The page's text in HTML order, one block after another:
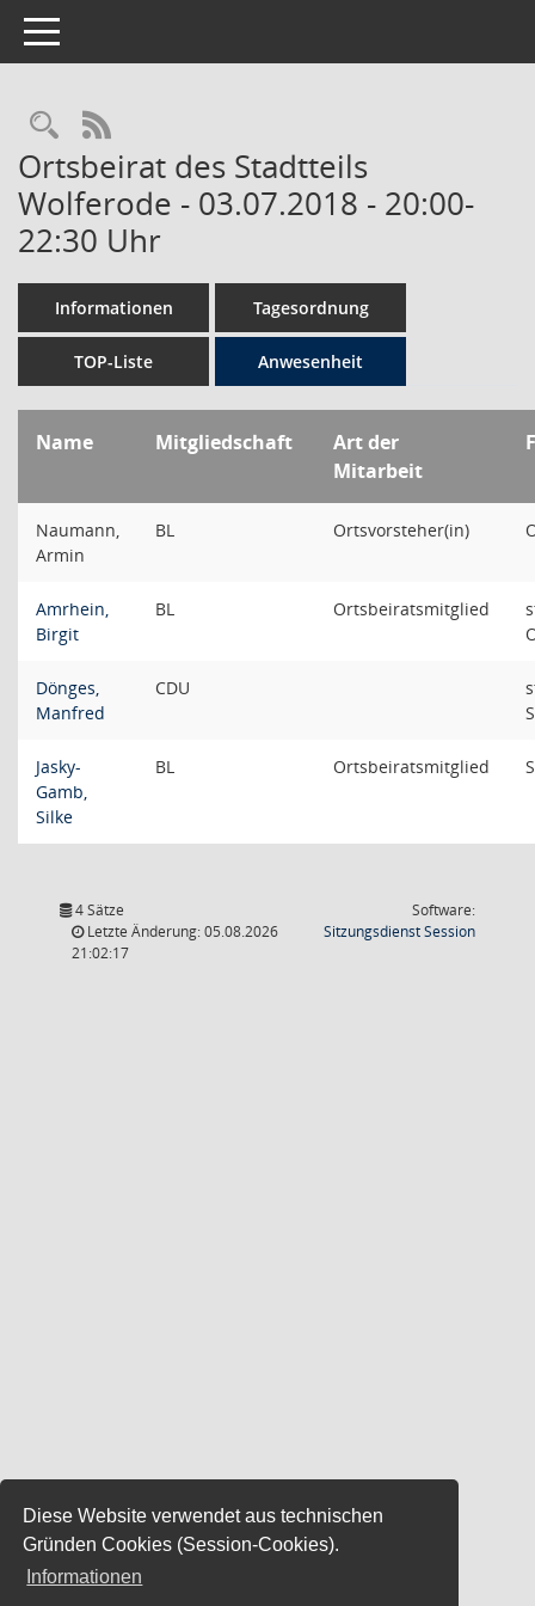
Diese Website verwendet aus technischen
Gründen Cookies (Session-Cookies).
Informationen
Toggle navigation
Rechercheauswahl
RSS-Feed
Ortsbeirat des Stadtteils
Wolferode - 03.07.2018 - 20:00-
22:30 Uhr
Informationen Tagesordnung
TOP-Liste Anwesenheit
Name Mitgliedschaft
Art der
Mitarbeit
Naumann,
Armin
BL Ortsvorsteher(in)
Amrhein,
Birgit
BL Ortsbeiratsmitglied
Dönges,
Manfred
CDU
Jasky-
Gamb,
Silke
BL Ortsbeiratsmitglied
4 Sätze
Letzte Änderung: 05.08.2026
21:02:17
Software:
SitzungsdienstSession(Wird in